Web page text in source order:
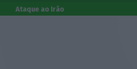
Ataque ao Irão